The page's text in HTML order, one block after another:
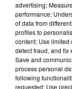
advertising;
performance;
of data from
profiles to
content; Use limited
detect fraud, and fix
Save and
process personal
following
requested; Use